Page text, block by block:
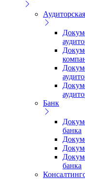
Банк
банка
банка